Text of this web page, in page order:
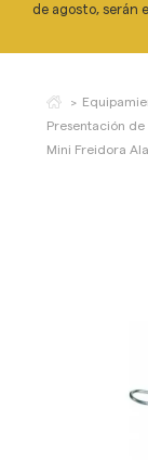
de agosto, serán
Presentación de
Mini Freidora